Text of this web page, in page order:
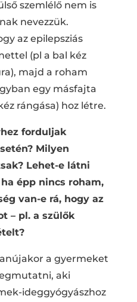
szemlélő nem is
nevezzük.
az epilepsziás
(pl a bal kéz
majd a roham
egy másfajta
rángása) hoz létre.
forduljak
Milyen
Lehet-e látni
épp nincs roham,
van-e rá, hogy az
– pl. a szülők
a gyermeket
aki
ideggyógyászhoz